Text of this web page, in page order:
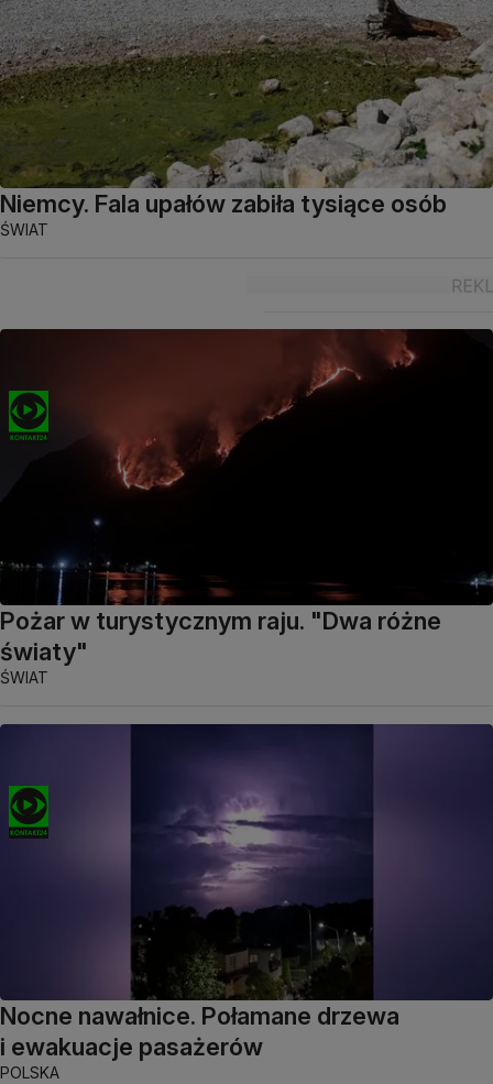
Niemcy. Fala upałów zabiła tysiące osób
ŚWIAT
Pożar w turystycznym raju. "Dwa różne
światy"
ŚWIAT
Nocne nawałnice. Połamane drzewa
i ewakuacje pasażerów
POLSKA